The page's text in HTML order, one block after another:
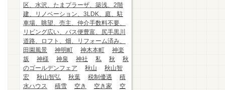
区、水沢、たまプラーザ、築浅、2階
建、リノベーション、3LDK、庭、駐
車場、眺望、売主、仲介手数料不要、
リビング広い、バス便豊富、尻手黒川
道路、ロフト、畑、リフォーム済み、
田園風景
神明町 神木本町
神楽
坂
神様 神泉 神社 私 秋
秋
のゴールデンフェア
秋山
秋山智
宏
秋山智弘 秋葉 税制優遇
積
水ハウス
積雪 空き 空き家
空